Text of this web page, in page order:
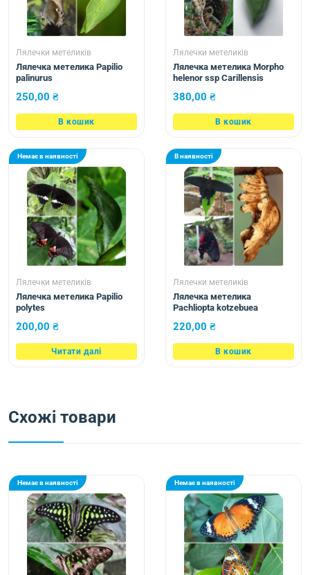
Лялечки метеликів
Лялечка метелика Papilio
palinurus
250,00 ₴
В кошик
Лялечки метеликів
Лялечка метелика Morpho
helenor ssp Carillensis
380,00 ₴
В кошик
Немає в наявності
Лялечки метеликів
Лялечка метелика Papilio
polytes
200,00 ₴
Читати далі
В наявності
Лялечки метеликів
Лялечка метелика
Pachliopta kotzebuea
220,00 ₴
В кошик
Схожі товари
Немає в наявності Немає в наявності